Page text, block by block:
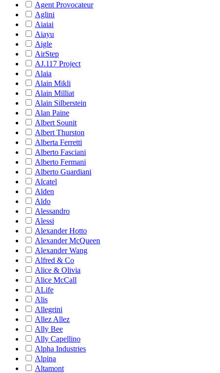
Agent Provocateur
Aglini
Aiaiai
Aiayu
Aigle
AirStep
AJ.117 Project
Alaia
Alain Mikli
Alain Milliat
Alain Silberstein
Alan Paine
Albert Sounit
Albert Thurston
Alberta Ferretti
Alberto Fasciani
Alberto Fermani
Alberto Guardiani
Alcatel
Alden
Aldo
Alessandro
Alessi
Alexander Hotto
Alexander McQueen
Alexander Wang
Alfred & Co
Alice & Olivia
Alice McCall
ALife
Alis
Allegrini
Allez Allez
Ally Bee
Ally Capellino
Alpha Industries
Alpina
Altamont